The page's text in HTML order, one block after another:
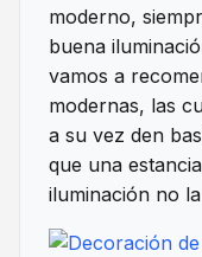
moderno,
buena
vamos a
modernas, las
a su vez den
que una
iluminación no